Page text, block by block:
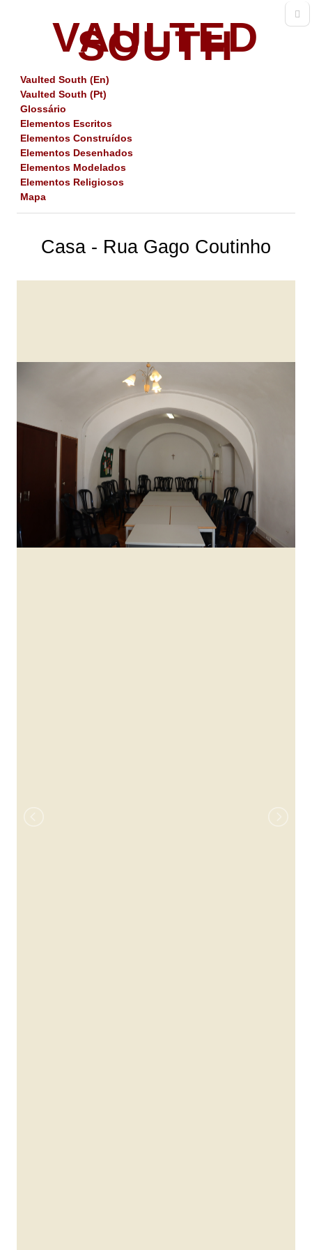
VAULTED
SOUTH
Vaulted South (En)
Vaulted South (Pt)
Glossário
Elementos Escritos
Elementos Construídos
Elementos Desenhados
Elementos Modelados
Elementos Religiosos
Mapa
Casa - Rua Gago Coutinho